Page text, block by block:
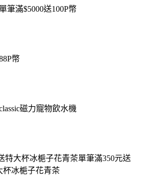
筆滿$5000送100P幣
幣
磁力寵物飲水機
特大杯冰梔子花青茶單筆滿350元送
杯冰梔子花青茶